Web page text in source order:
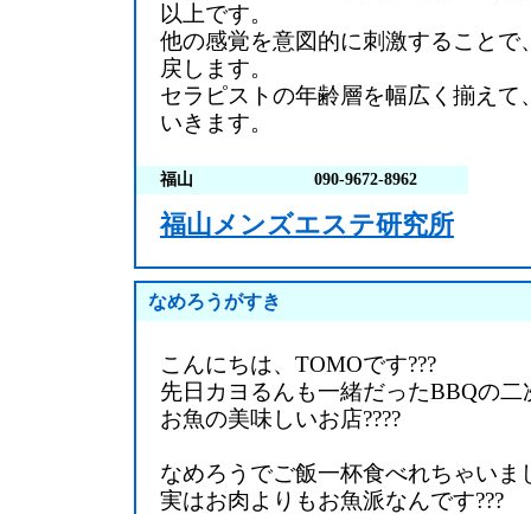
以上です。
他の感覚を意図的に刺激することで
戻します。
セラピストの年齢層を幅広く揃えて
いきます。
福山 090-9672-8962
福山メンズエステ研究所
なめろうがすき
こんにちは、TOMOです???
先日カヨるんも一緒だったBBQの二
お魚の美味しいお店????
なめろうでご飯一杯食べれちゃいま
実はお肉よりもお魚派なんです???